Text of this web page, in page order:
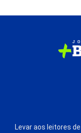
Levar aos leitores